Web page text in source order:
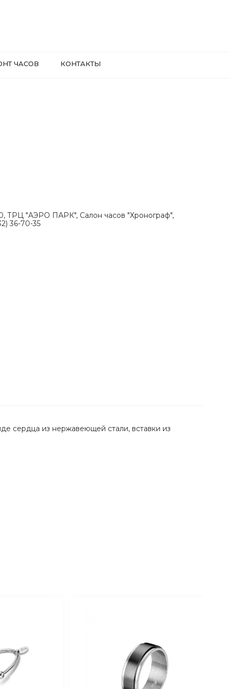
ЧАСОВ КОНТАКТЫ
ТРЦ "АЭРО ПАРК", Салон часов "Хронограф",
36-70-35
сердца из нержавеющей стали, вставки из